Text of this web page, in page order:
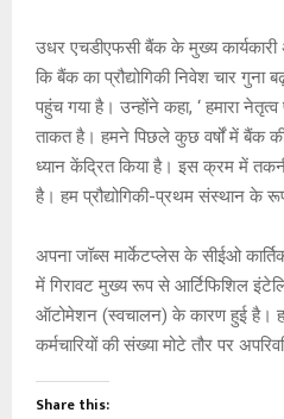
उधर एचडीएफसी बैंक के मुख्य
कि बैंक का प्रौद्योगिकी निवेश चार
पहुंच गया है। उन्होंने कहा, ‘ हमारा नेतृत्व
ताकत है। हमने पिछले कुछ वर्षों में बैंक की
ध्यान केंद्रित किया है। इस क्रम में
है। हम प्रौद्योगिकी-प्रथम संस्थान के
अपना जॉब्स मार्केटप्लेस के सीईओ
में गिरावट मुख्य रूप से आर्टिफिशिल
ऑटोमेशन (स्वचालन) के कारण हुई है।
कर्मचारियों की संख्या मोटे तौर पर
Share this: